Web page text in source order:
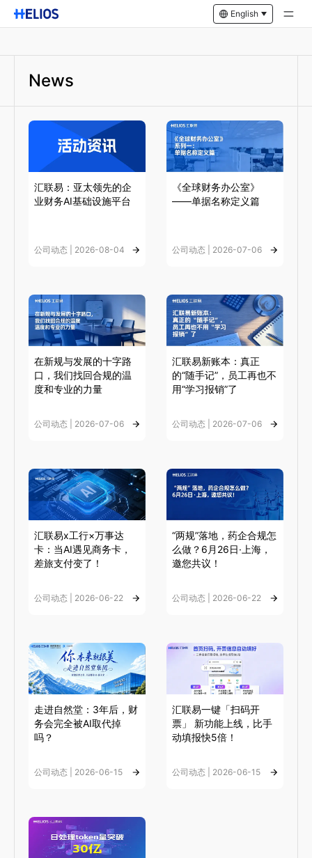
English
News
汇联易：亚太领先的企
业财务AI基础设施平台
公司动态 | 2026-08-04
《全球财务办公室》
——单据名称定义篇
公司动态 | 2026-07-06
在新规与发展的十字路
口，我们找回合规的温
度和专业的力量
公司动态 | 2026-07-06
汇联易新账本：真正
的“随手记”，员工再也不
用“学习报销”了
公司动态 | 2026-07-06
汇联易x工行×万事达
卡：当AI遇见商务卡，
差旅支付变了！
公司动态 | 2026-06-22
“两规”落地，药企合规怎
么做？6月26日·上海，
邀您共议！
公司动态 | 2026-06-22
走进自然堂：3年后，财
务会完全被AI取代掉
吗？
公司动态 | 2026-06-15
汇联易一键「扫码开
票」 新功能上线，比手
动填报快5倍！
公司动态 | 2026-06-15